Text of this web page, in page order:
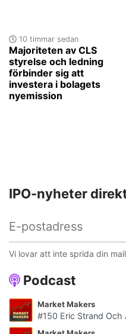
10 timmar sedan
Majoriteten av CLS
styrelse och ledning
förbinder sig att
investera i bolagets
nyemission
Podcast
Market Makers
#150 Eric Strand Och
IPO-nyheter
Vi lovar att inte sprida din